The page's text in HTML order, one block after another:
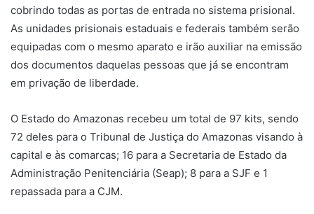
cobrindo todas as portas de entrada no sistema prisional.
As unidades prisionais estaduais e federais também serão
equipadas com o mesmo aparato e irão auxiliar na emissão
dos documentos daquelas pessoas que já se encontram
em privação de liberdade.
O Estado do Amazonas recebeu um total de 97 kits, sendo
72 deles para o Tribunal de Justiça do Amazonas visando à
capital e às comarcas; 16 para a Secretaria de Estado da
Administração Penitenciária (Seap); 8 para a SJF e 1
repassada para a CJM.